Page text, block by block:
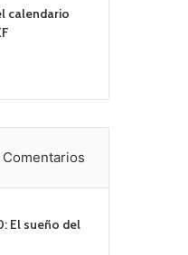
calendario
Comentarios
El sueño del